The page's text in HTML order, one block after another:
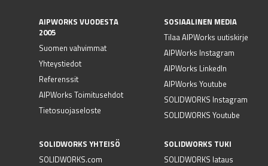
AIPWORKS VUODESTA
2005
Suomen vahvimmat
Yhteystiedot
Referenssit
AIPWorks Toimitusehdot
Tietosuojaseloste
SOSIAALINEN MEDIA
Tilaa AIPWorks uutiskirje
AIPWorks Instagram
AIPWorks LinkedIn
AIPWorks Youtube
SOLIDWORKS Instagram
SOLIDWORKS Youtube
SOLIDWORKS YHTEISÖ
SOLIDWORKS.com
SOLIDWORKS TUKI
SOLIDWORKS lataus